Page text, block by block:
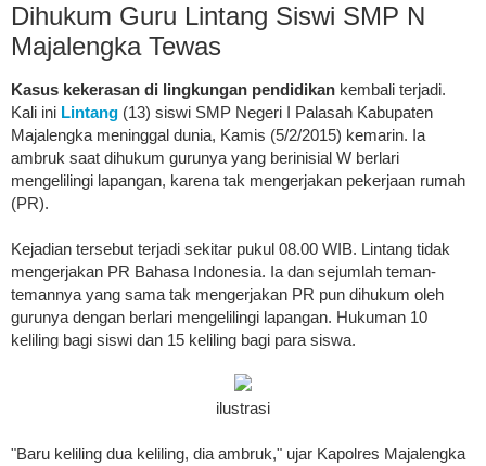
Dihukum Guru Lintang Siswi SMP N
Majalengka Tewas
Kasus kekerasan di lingkungan pendidikan kembali terjadi.
Kali ini Lintang (13) siswi SMP Negeri I Palasah Kabupaten
Majalengka meninggal dunia, Kamis (5/2/2015) kemarin. Ia
ambruk saat dihukum gurunya yang berinisial W berlari
mengelilingi lapangan, karena tak mengerjakan pekerjaan rumah
(PR).
Kejadian tersebut terjadi sekitar pukul 08.00 WIB. Lintang tidak
mengerjakan PR Bahasa Indonesia. Ia dan sejumlah teman-
temannya yang sama tak mengerjakan PR pun dihukum oleh
gurunya dengan berlari mengelilingi lapangan. Hukuman 10
keliling bagi siswi dan 15 keliling bagi para siswa.
ilustrasi
"Baru keliling dua keliling, dia ambruk," ujar Kapolres Majalengka